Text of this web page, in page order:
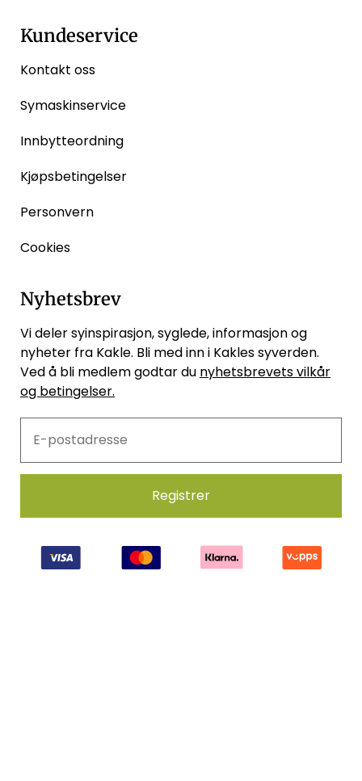
Kundeservice
Kontakt oss
Symaskinservice
Innbytteordning
Kjøpsbetingelser
Personvern
Cookies
Nyhetsbrev
Vi deler syinspirasjon, syglede, informasjon og
nyheter fra Kakle. Bli med inn i Kakles syverden.
Ved å bli medlem godtar du nyhetsbrevets vilkår
og betingelser.